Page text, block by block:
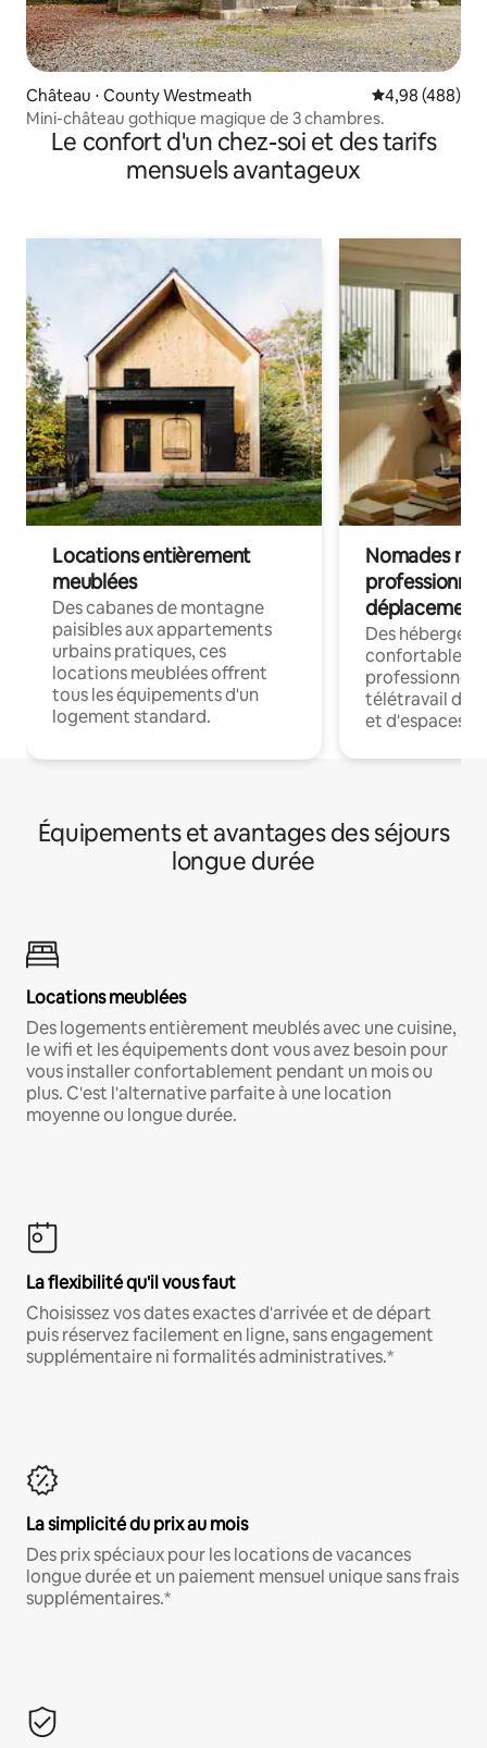
Château ⋅ County Westmeath Évaluation
4,98 (488)
Mini-château gothique magique de 3 chambres.
Le confort d'un chez-soi et des tarifs
mensuels avantageux
Locations entièrement
meublées
Des cabanes de montagne
paisibles aux appartements
urbains pratiques, ces
locations meublées offrent
tous les équipements d'un
logement standard.
Nomades
déplacement
Des
confortables
professionnels
télétravail
et d'espaces
Équipements et avantages des séjours
longue durée
Locations meublées
Des logements entièrement meublés avec une cuisine,
le wifi et les équipements dont vous avez besoin pour
vous installer confortablement pendant un mois ou
plus. C'est l'alternative parfaite à une location
moyenne ou longue durée.
La flexibilité qu'il vous faut
Choisissez vos dates exactes d'arrivée et de départ
puis réservez facilement en ligne, sans engagement
supplémentaire ni formalités administratives.*
La simplicité du prix au mois
Des prix spéciaux pour les locations de vacances
longue durée et un paiement mensuel unique sans frais
supplémentaires.*